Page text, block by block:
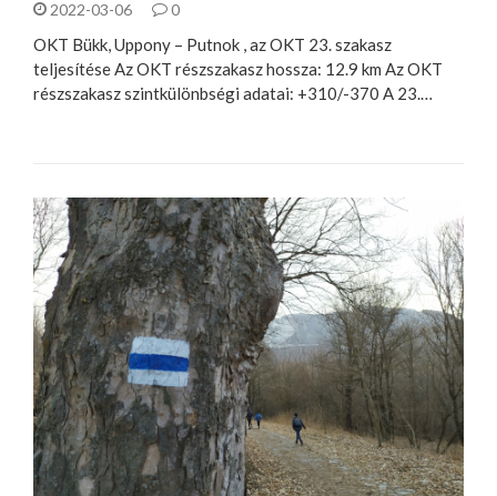
2022-03-06 0
OKT Bükk, Uppony – Putnok , az OKT 23. szakasz
teljesítése Az OKT részszakasz hossza: 12.9 km Az OKT
részszakasz szintkülönbségi adatai: +310/-370 A 23.…